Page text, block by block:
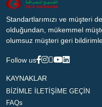
Standartlarımızı ve müşteri
olduğundan, mükemmel
olumsuz müşteri geri
Follow us
KAYNAKLAR
BİZİMLE İLETİŞİME GEÇİN
FAQs